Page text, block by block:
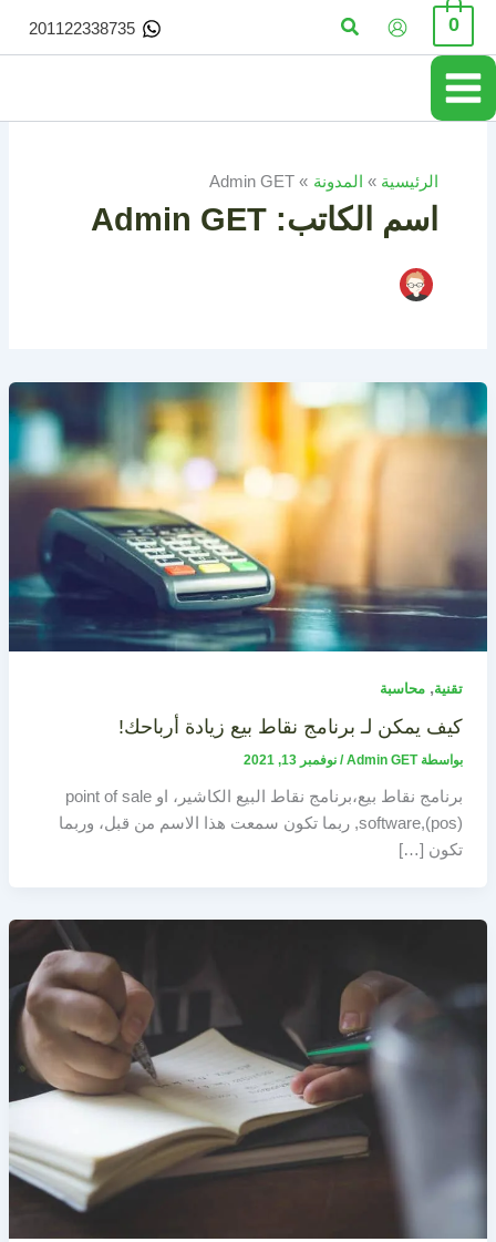
تخطي
المحتوى
0 البحث 201122338735
الرئيسية المدونة Admin GET
اسم الكاتب: Admin GET
تقنية, محاسبة
كيف يمكن لـ برنامج نقاط بيع زيادة أرباحك!
بواسطة Admin GET
/ نوفمبر 13, 2021
برنامج نقاط بيع،برنامج نقاط البيع الكاشير، او point of sale
software,(pos), ربما تكون سمعت هذا الاسم من قبل، وربما
تكون […]